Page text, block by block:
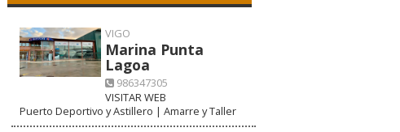
VIGO
Marina Punta
Lagoa
986347305
VISITAR WEB
Puerto Deportivo y Astillero | Amarre y Taller